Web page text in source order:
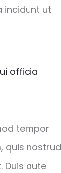
incidunt ut
officia
tempor
quis nostrud
Duis aute